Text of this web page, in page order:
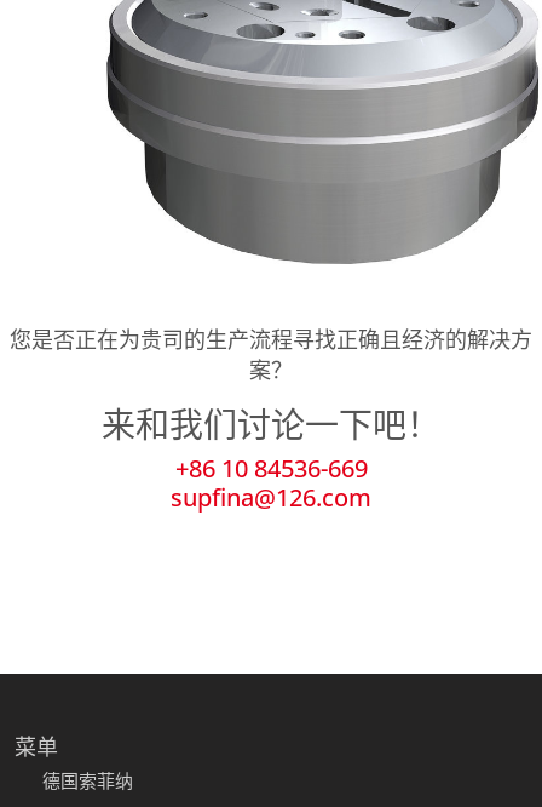
您是否正在为贵司的生产流程寻找正确且经济的解决方
案？
来和我们讨论一下吧！
+86 10 84536-669
supfina@126.com
菜单
德国索菲纳